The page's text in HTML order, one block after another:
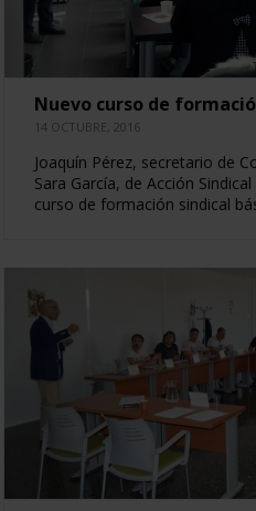
Nuevo curso de
14 OCTUBRE, 2016
Joaquín Pérez, secretario de
Sara García, de Acción
curso de formación sindical